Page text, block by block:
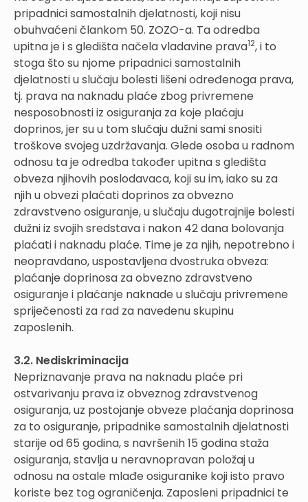
pripadnici samostalnih djelatnosti, koji nisu
obuhvaćeni člankom 50. ZOZO-a. Ta odredba
upitna je i s gledišta načela vladavine prava12, i to
stoga što su njome pripadnici samostalnih
djelatnosti u slučaju bolesti lišeni određenoga prava,
tj. prava na naknadu plaće zbog privremene
nesposobnosti iz osiguranja za koje plaćaju
doprinos, jer su u tom slučaju dužni sami snositi
troškove svojeg uzdržavanja. Glede osoba u radnom
odnosu ta je odredba također upitna s gledišta
obveza njihovih poslodavaca, koji su im, iako su za
njih u obvezi plaćati doprinos za obvezno
zdravstveno osiguranje, u slučaju dugotrajnije bolesti
dužni iz svojih sredstava i nakon 42 dana bolovanja
plaćati i naknadu plaće. Time je za njih, nepotrebno i
neopravdano, uspostavljena dvostruka obveza:
plaćanje doprinosa za obvezno zdravstveno
osiguranje i plaćanje naknade u slučaju privremene
spriječenosti za rad za navedenu skupinu
zaposlenih.
3.2. Nediskriminacija
Nepriznavanje prava na naknadu plaće pri
ostvarivanju prava iz obveznog zdravstvenog
osiguranja, uz postojanje obveze plaćanja doprinosa
za to osiguranje, pripadnike samostalnih djelatnosti
starije od 65 godina, s navršenih 15 godina staža
osiguranja, stavlja u neravnopravan položaj u
odnosu na ostale mlađe osiguranike koji isto pravo
koriste bez tog ograničenja. Zaposleni pripadnici te